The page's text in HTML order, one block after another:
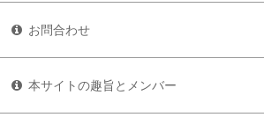
お問合わせ
本サイトの趣旨とメンバー